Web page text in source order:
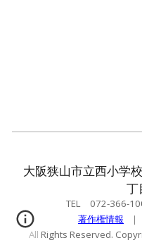
大阪狭山市立西小
丁
TEL 072-366-
著作権情報 ｜
All Rights Reserved.